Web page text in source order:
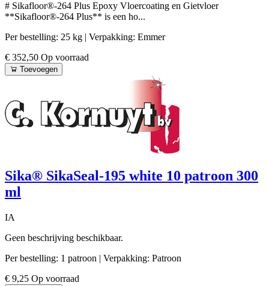
# Sikafloor®-264 Plus Epoxy Vloercoating en Gietvloer
**Sikafloor®-264 Plus** is een ho...
Per bestelling: 25 kg | Verpakking: Emmer
€ 352,50 Op voorraad
Toevoegen
Sika® SikaSeal-195 white 10 patroon 300
ml
IA
Geen beschrijving beschikbaar.
Per bestelling: 1 patroon | Verpakking: Patroon
€ 9,25 Op voorraad